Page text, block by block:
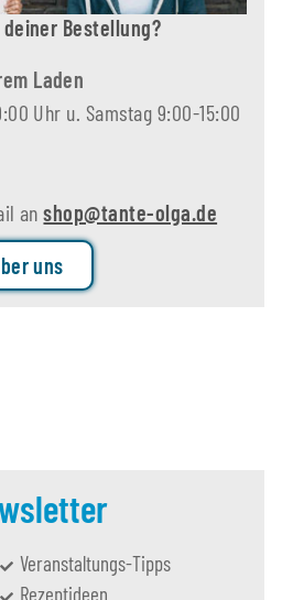
Bestellung?
Laden
Uhr u. Samstag 9:00-15:00
anshop@tante-olga.de
uns
Veranstaltungs-Tipps
Rezeptideen